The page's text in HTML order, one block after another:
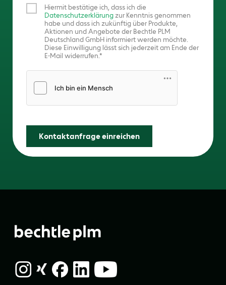
Hiermit bestätige ich, dass ich die
Datenschutzerklärungzur Kenntnis genommen
habe und dass ich zukünftig über Produkte,
Aktionen und Angebote der Bechtle PLM
Deutschland GmbH informiert werden möchte.
Diese Einwilligung lässt sich jederzeit am Ende der
E-Mail widerrufen.
Kontaktanfrage einreichen